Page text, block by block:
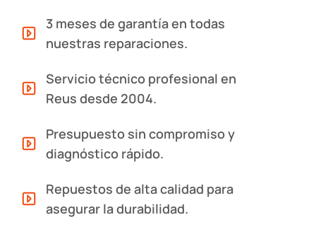
3 meses de garantía en todas
nuestras reparaciones.
Servicio técnico profesional en
Reus desde 2004.
Presupuesto sin compromiso y
diagnóstico rápido.
Repuestos de alta calidad para
asegurar la durabilidad.